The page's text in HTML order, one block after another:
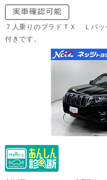
７人乗りのプラドＴＸ Ｌパッ
付きです。